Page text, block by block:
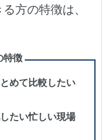
方の特徴は、
特徴
めて比較したい
たい忙しい現場